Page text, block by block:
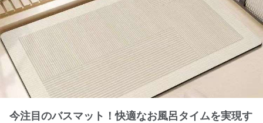
今注目のバスマット！快適なお風呂タイムを実現す